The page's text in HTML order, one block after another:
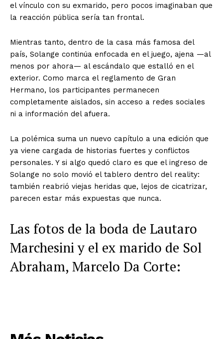
el vínculo con su exmarido, pero pocos imaginaban que
la reacción pública sería tan frontal.
Mientras tanto, dentro de la casa más famosa del
país, Solange continúa enfocada en el juego, ajena —al
menos por ahora— al escándalo que estalló en el
exterior. Como marca el reglamento de Gran
Hermano, los participantes permanecen
completamente aislados, sin acceso a redes sociales
ni a información del afuera.
La polémica suma un nuevo capítulo a una edición que
ya viene cargada de historias fuertes y conflictos
personales. Y si algo quedó claro es que el ingreso de
Solange no solo movió el tablero dentro del reality:
también reabrió viejas heridas que, lejos de cicatrizar,
parecen estar más expuestas que nunca.
Las fotos de la boda de Lautaro
Marchesini y el ex marido de Sol
Abraham, Marcelo Da Corte: